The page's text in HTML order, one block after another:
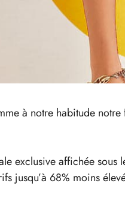
à notre habitude
exclusive affichée sous
jusqu’à 68% moins